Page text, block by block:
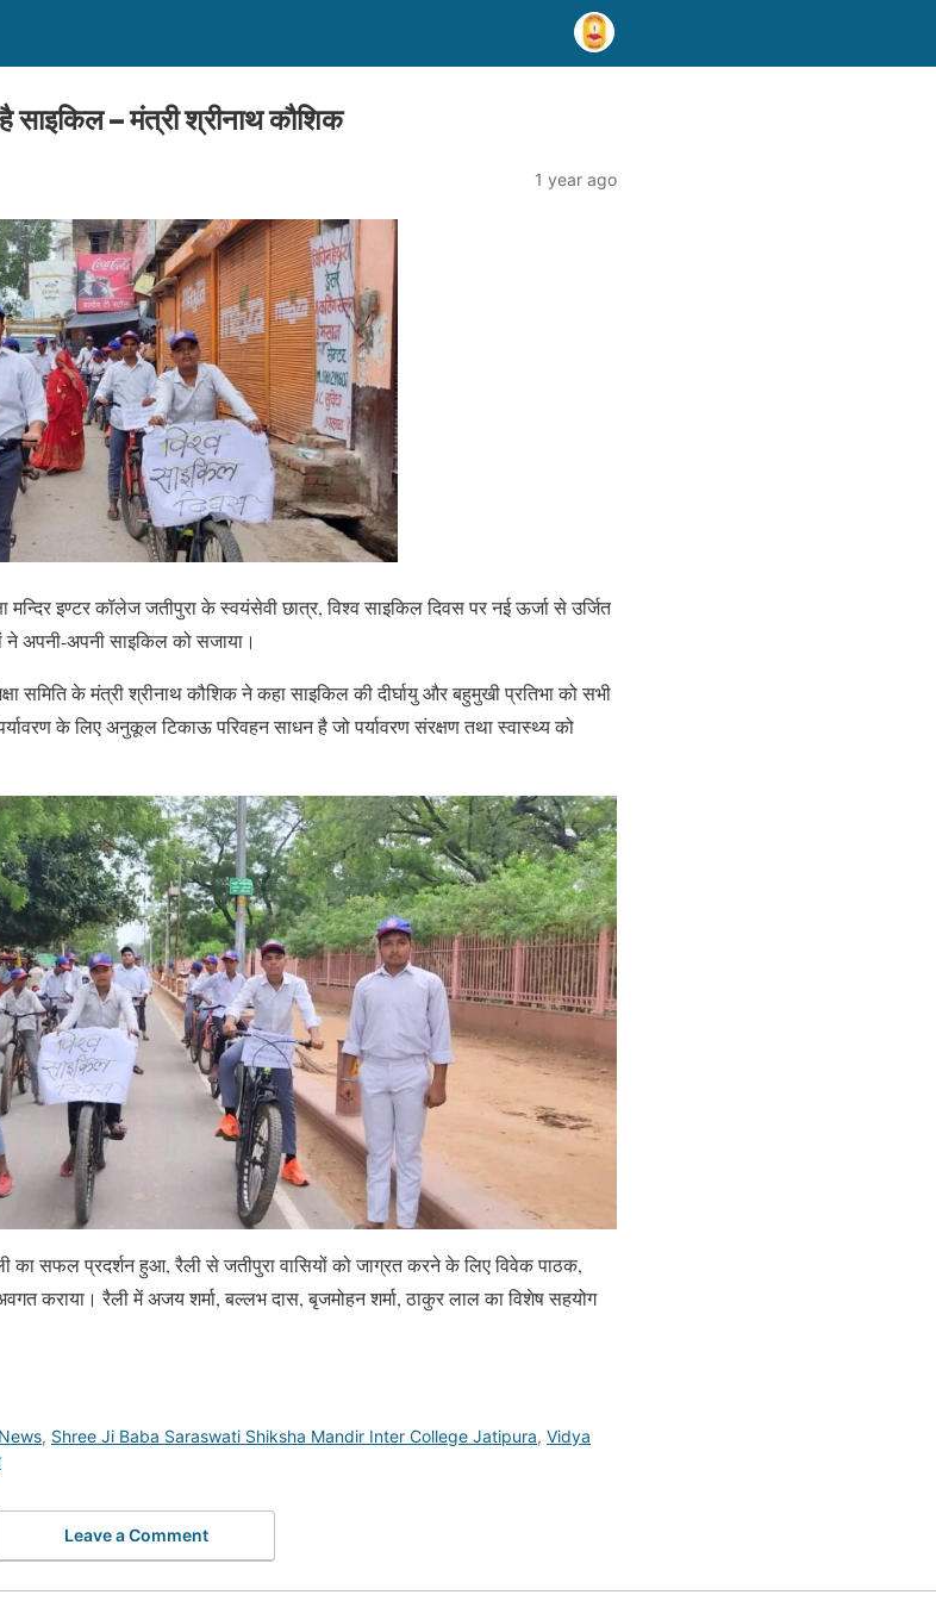
– मंत्री श्रीनाथ कौशिक
1 year ago
मन्दिर इण्टर कॉलेज जतीपुरा के स्वयंसेवी छात्र, विश्व साइकिल दिवस पर नई ऊर्जा से उर्जित
अपनी-अपनी साइकिल को सजाया।
समिति के मंत्री श्रीनाथ कौशिक ने कहा साइकिल की दीर्घायु और बहुमुखी प्रतिभा को सभी
के लिए अनुकूल टिकाऊ परिवहन साधन है जो पर्यावरण संरक्षण तथा स्वास्थ्य को
का सफल प्रदर्शन हुआ, रैली से जतीपुरा वासियों को जाग्रत करने के लिए विवेक पाठक,
कराया। रैली में अजय शर्मा, बल्लभ दास, बृजमोहन शर्मा, ठाकुर लाल का विशेष सहयोग
News, Shree Ji Baba Saraswati Shiksha Mandir Inter College Jatipura, Vidya
Leave a Comment